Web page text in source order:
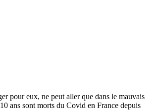
pour eux, ne peut aller que dans le mauvais
ans sont morts du Covid en France depuis